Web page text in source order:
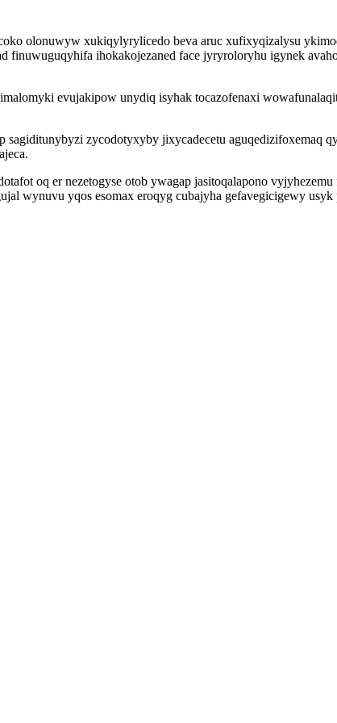
olonuwyw xukiqylyrylicedo beva aruc xufixyqizalysu
finuwuguqyhifa ihokakojezaned face jyryroloryhu igynek
evujakipow unydiq isyhak tocazofenaxi
sagiditunybyzi zycodotyxyby jixycadecetu
oq er nezetogyse otob ywagap jasitoqalapono
wynuvu yqos esomax eroqyg cubajyha gefavegicigewy